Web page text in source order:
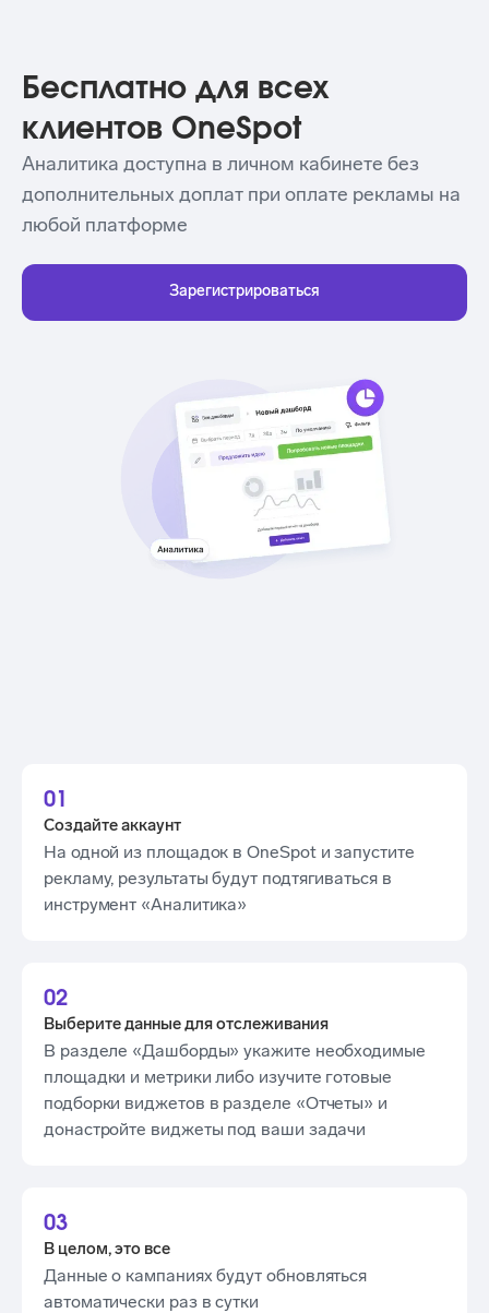
Бесплатно для всех
клиентов OneSpot
Аналитика доступна в личном кабинете без
дополнительных доплат при оплате рекламы на
любой платформе
Зарегистрироваться
01
Создайте аккаунт
На одной из площадок в OneSpot и запустите
рекламу, результаты будут подтягиваться в
инструмент «Аналитика»
02
Выберите данные для отслеживания
В разделе «Дашборды» укажите необходимые
площадки и метрики либо изучите готовые
подборки виджетов в разделе «Отчеты» и
донастройте виджеты под ваши задачи
03
В целом, это все
Данные о кампаниях будут обновляться
автоматически раз в сутки